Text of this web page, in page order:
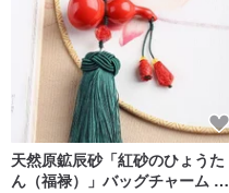
天然原鉱辰砂「紅砂のひょうた
ん（福禄）」バッグチャーム キ